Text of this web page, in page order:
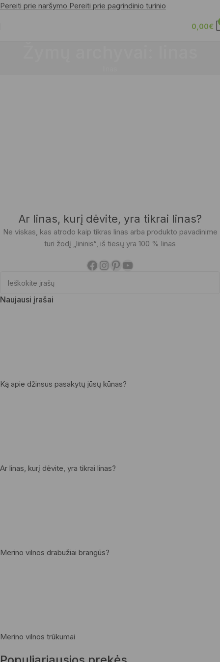
Pereiti prie naršymo Pereiti prie pagrindinio turinio
0,00€
Ar linas, kurį dėvite, yra tikrai linas?
Ne viskas, kas atrodo kaip tikras linas arba produkto pavadinime
turi žodį „lininis“, iš tiesų yra 100 % linas
Naujausi įrašai
Ką apie džinsus pasakytų jūsų kūnas?
Ar linas, kurį dėvite, yra tikrai linas?
Merino vilnos drabužiai brangūs?
Merino vilnos trūkumai